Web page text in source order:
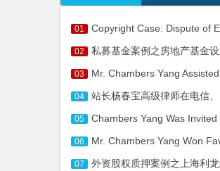
01 Copyright Case: Dispute of Ebooks on a Famous Website Infringing Authors Rights
02 私募基金案例之房地产基金
03 Mr. Chambers Yang Assisted Nippon Paint in Retaking
04 站长杨春宝高级律师在电信、网络、电子商务、高
05 Chambers Yang Was Invited in the Inaugural Meeting of Shanghai Financial
06 Mr. Chambers Yang Won Favorable Awards of Two Major
07 外资股权质押案例之上海利龙纺织丝绸有限